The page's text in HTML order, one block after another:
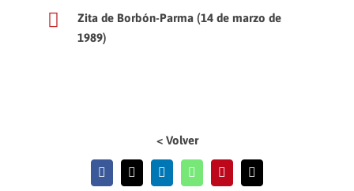
Zita de Borbón-Parma (14 de marzo de
1989)
< Volver
Facebook
X LinkedInWhatsAppPinterestEmail